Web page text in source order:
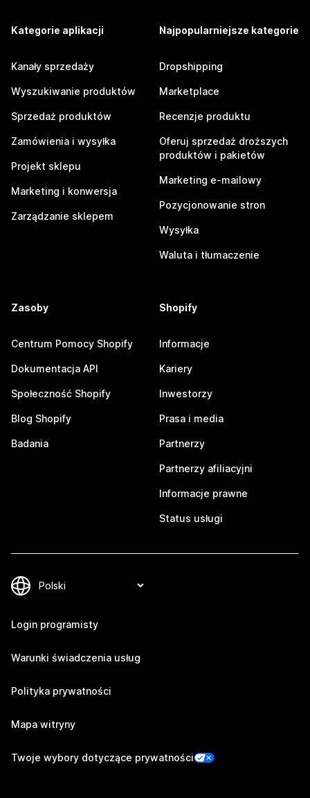
Kategorie aplikacji
Kanały sprzedaży
Wyszukiwanie produktów
Sprzedaż produktów
Zamówienia i wysyłka
Projekt sklepu
Marketing i konwersja
Zarządzanie sklepem
Najpopularniejsze kategorie
Dropshipping
Marketplace
Recenzje produktu
Oferuj sprzedaż droższych
produktów i pakietów
Marketing e-mailowy
Pozycjonowanie stron
Wysyłka
Waluta i tłumaczenie
Zasoby
Centrum Pomocy Shopify
Dokumentacja API
Społeczność Shopify
Blog Shopify
Badania
Shopify
Informacje
Kariery
Inwestorzy
Prasa i media
Partnerzy
Partnerzy afiliacyjni
Informacje prawne
Status usługi
Login programisty
Warunki świadczenia usług
Polityka prywatności
Mapa witryny
Twoje wybory dotyczące prywatności